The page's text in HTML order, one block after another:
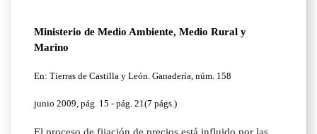
Ministerio de Medio Ambiente, Medio Rural y
Marino
En: Tierras de Castilla y León. Ganadería, núm. 158
junio 2009, pág. 15 - pág. 21(7 págs.)